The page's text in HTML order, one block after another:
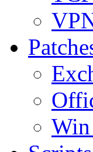
Win